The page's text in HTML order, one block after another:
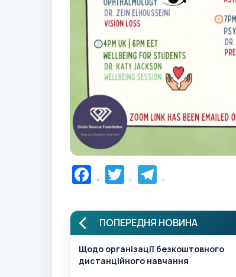
Facebook
TwitterTelegram
ПОПЕРЕДНЯ НОВИНА
Щодо організації безкоштовного
дистанційного навчання